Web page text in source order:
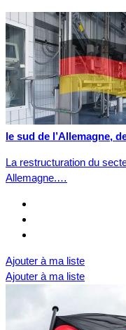
le sud de l’Allemagne,
La restructuration du
Allemagne.…
Ajouter à ma liste
Ajouter à ma liste